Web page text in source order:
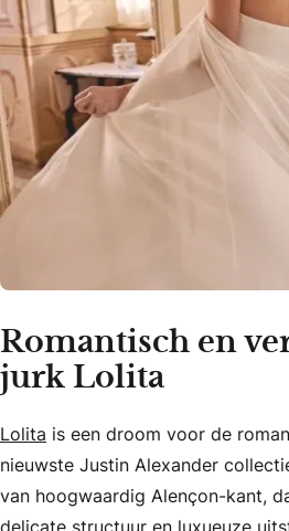
Romantisch en
jurk Lolita
Lolita is een droom voor de
nieuwste Justin Alexander
van hoogwaardig Alençon-kant,